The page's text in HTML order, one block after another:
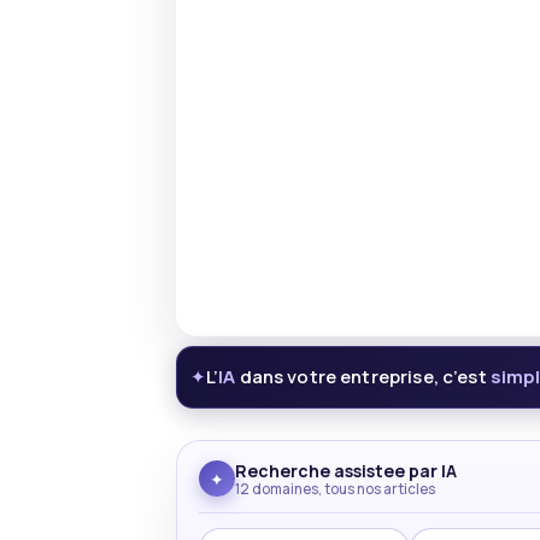
✦L’IA dans votre entreprise, c’est
✦ Recherche assistee par IA
12 domaines, tous nos articles